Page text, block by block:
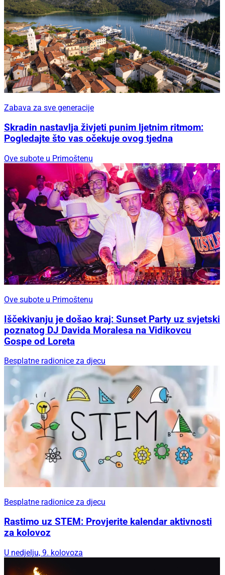
Zabava za sve generacije
Skradin nastavlja živjeti punim ljetnim ritmom:
Pogledajte što vas očekuje ovog tjedna
Ove subote u Primoštenu
Ove subote u Primoštenu
Iščekivanju je došao kraj: Sunset Party uz svjetski
poznatog DJ Davida Moralesa na Vidikovcu
Gospe od Loreta
Besplatne radionice za djecu
Besplatne radionice za djecu
Rastimo uz STEM: Provjerite kalendar aktivnosti
za kolovoz
U nedjelju, 9. kolovoza